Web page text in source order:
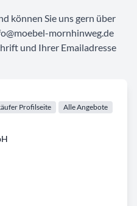
Profilseite Alle Angebote
können Sie uns gern über
mornhinweg.de
und Ihrer Emailadresse